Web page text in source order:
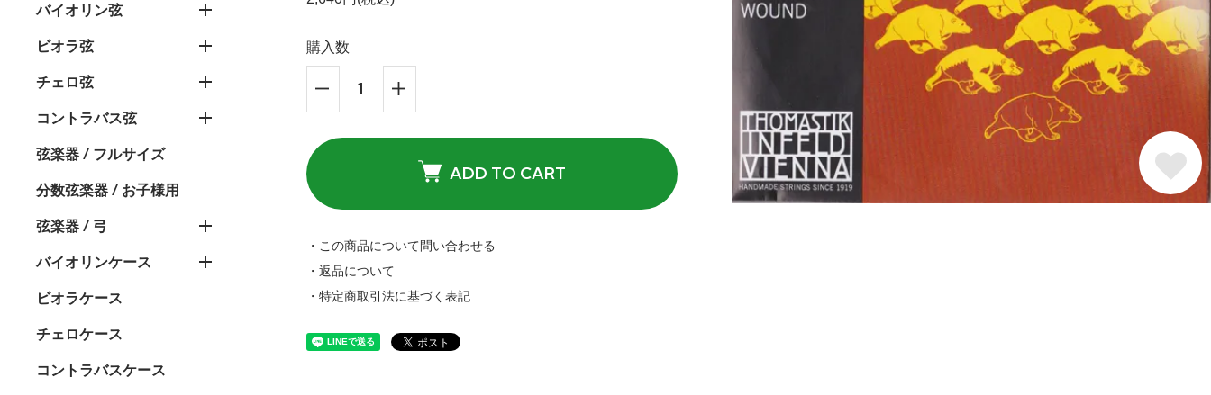
バイオリン弦
ビオラ弦
チェロ弦
コントラバス弦
弦楽器 / フルサイズ
分数弦楽器 / お子様用
弦楽器 / 弓
バイオリンケース
ビオラケース
チェロケース
コントラバスケース
購入数
ADD TO CART
・この商品について問い合わせる
・返品について
・特定商取引法に基づく表記